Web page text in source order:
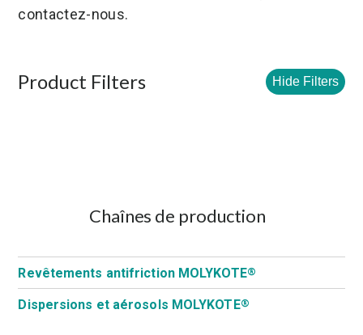
contactez-nous.
Product Filters Hide Filters
Chaînes de production
Revêtements antifriction MOLYKOTE®
Dispersions et aérosols MOLYKOTE®